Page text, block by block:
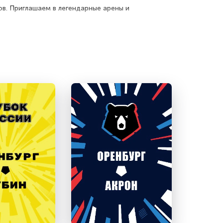
Приглашаем в легендарные арены и
последующие месяцы.
стадиона прямо сейчас.
сомнений.
лучшие места на трибунах!